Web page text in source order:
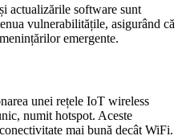
actualizările software sunt
vulnerabilitățile, asigurând că
emergente.
unei rețele IoT wireless
numit hotspot. Aceste
mai bună decât WiFi.